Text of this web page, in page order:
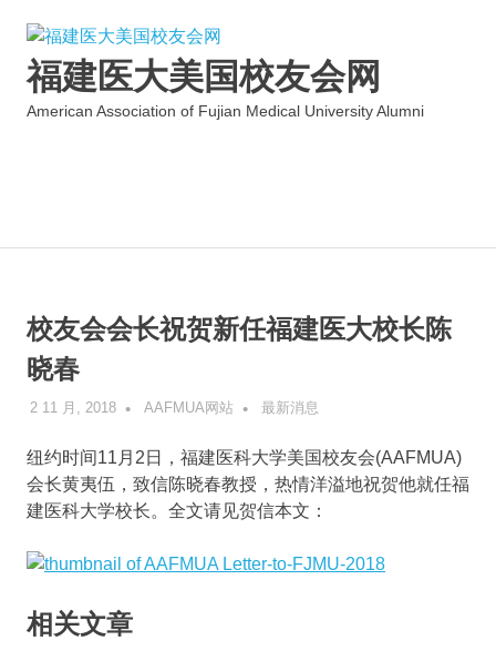
content
福建医大美国校友会网
American Association of Fujian Medical University Alumni
校友会会长祝贺新任福建医大校长陈
晓春
2 11 月, 2018 AAFMUA网站 最新消息
纽约时间11月2日，福建医科大学美国校友会(AAFMUA)
会长黄夷伍，致信陈晓春教授，热情洋溢地祝贺他就任福
建医科大学校长。全文请见贺信本文：
相关文章